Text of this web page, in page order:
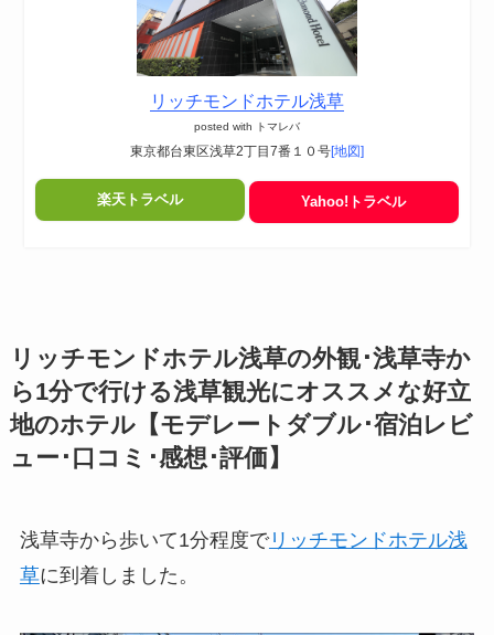
リッチモンドホテル浅草
posted with トマレバ
東京都台東区浅草2丁目7番１０号[地図]
楽天トラベル Yahoo!トラベル
リッチモンドホテル浅草の外観･浅草寺か
ら1分で行ける浅草観光にオススメな好立
地のホテル【モデレートダブル･宿泊レビ
ュー･口コミ･感想･評価】
浅草寺から歩いて1分程度でリッチモンドホテル浅
草に到着しました。